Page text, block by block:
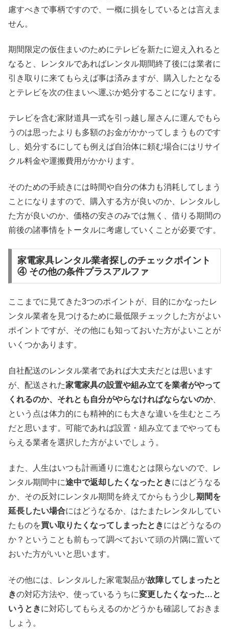
慮すべきで事柄ですので、一概に損をしているとは言えま
せん。
期間限定の仮住まいのためにテレビを新たに迎え入れると
なると、レンタルであればレンタル期間終了後には業者に
引き取りに来てもらえば事は済みますが、購入したとなる
とテレビを次の住まいへ運ぶか処分することになります。
テレビを含む家財道具一式を引っ越し屋さんに運んでもら
うのは思ったよりも多額のお金がかかってしまうものです
し、処分するにしても例えば自治体に頼む場合にはリサイ
クル料金や運搬費用がかかります。
そのための手続きには時間や自分の体力も消耗してしまう
ことになりますので、購入する方が良いのか、レンタルし
た方が良いのか、価格の安さのみでは無く、借りる期間の
前後の諸事情をトータルに考慮していくことが必要です。
家電家具レンタル業者探しのチェックポイント
④ その他の条件プラスアルファ
ここまでに見てきた3つのポイントが、目的にかなったレ
ンタル業者を見つけるために最低限チェックした方がよい
ポイントですが、その他にも知っておいた方がよいことが
いくつかあります。
自社配送のレンタル業者であれば大丈夫だとは思います
が、配送された家電家具の設置や組み立てを業者がやって
くれるのか、それとも自分がやらなければならないのか、
という点は体力的にも精神的にも大きな違いを生むところ
だと思います。可能であれば設置・組み立てまでやっても
らえる業者を選択した方がよいでしょう。
また、人生はいつも計画通りに進むとは限らないので、レ
ンタル期間中に途中で返却したくなったときにはどうなる
か、その反対にレンタル期間を終えてからもう少し期間を
延長したい場合にはどうなるか、はたまたレンタルしてい
たものを買い取りたくなってしまったときにはどうなるの
か？ということも前もって調べておいて頭の片隅に置いて
おいた方がいいと思います。
その他には、レンタルした家電製品が故障してしまったと
きの対応方法や、使っているうちに変更したくなった…と
いうときに対応してもらえるのかどうかも確認しておきま
しょう。